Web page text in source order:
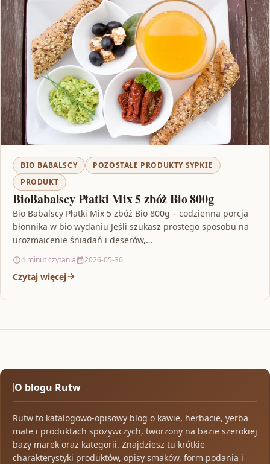
BIO BABALSCY
POZOSTAŁE PRODUKTY SYPKIE
PRODUKT
BioBabalscy Płatki Mix 5 zbóż Bio 800g
Bio Babalscy Płatki Mix 5 zbóż Bio 800g – codzienna porcja
błonnika w bio wydaniu Jeśli szukasz prostego sposobu na
urozmaicenie śniadań i deserów,…
4 minut czytania 2026-05-30
Czytaj więcej
O blogu Rutw
Rutw to katalogowo-opisowy blog o kawie, herbacie, yerba
mate i produktach spożywczych, tworzony na bazie szerokiej
bazy marek oraz kategorii. Znajdziesz tu krótkie
charakterystyki produktów, opisy smaków, form podania i